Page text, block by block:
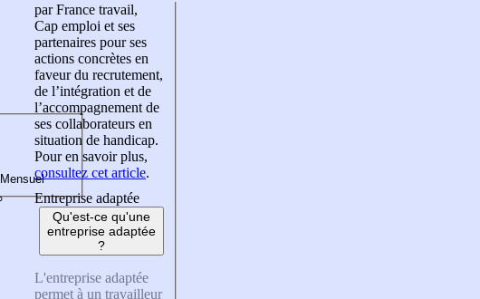
par France travail,
Cap emploi et ses
partenaires pour ses
actions concrètes en
faveur du recrutement,
de l’intégration et de
l’accompagnement de
ses collaborateurs en
situation de handicap.
Pour en savoir plus,
consultez cet article.
Entreprise adaptée
Qu'est-ce qu'une
entreprise adaptée
?
L'entreprise adaptée
permet à un travailleur